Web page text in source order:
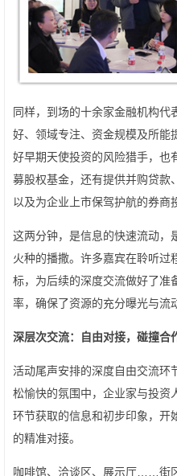
同样，到场的十余家金融机构代
好、领域专注、资金规模及所能
好早期天使投资的风险猎手，也
募股权基金，还有提供并购贷款
以及为企业上市保驾护航的券商
这两分钟，是信息的快速流动，
火种的播撒。许多嘉宾在聆听过
标，为后续的深度交流做好了准
率，确保了资源的充分曝光与流
深层次交流：自由对接，碰撞合
活动尾声安排的深度自由交流环
松愉快的氛围中，企业家与投资
环节获取的信息和初步印象，开
的精准对接。
咖啡馆、洽谈区、展示厅……街